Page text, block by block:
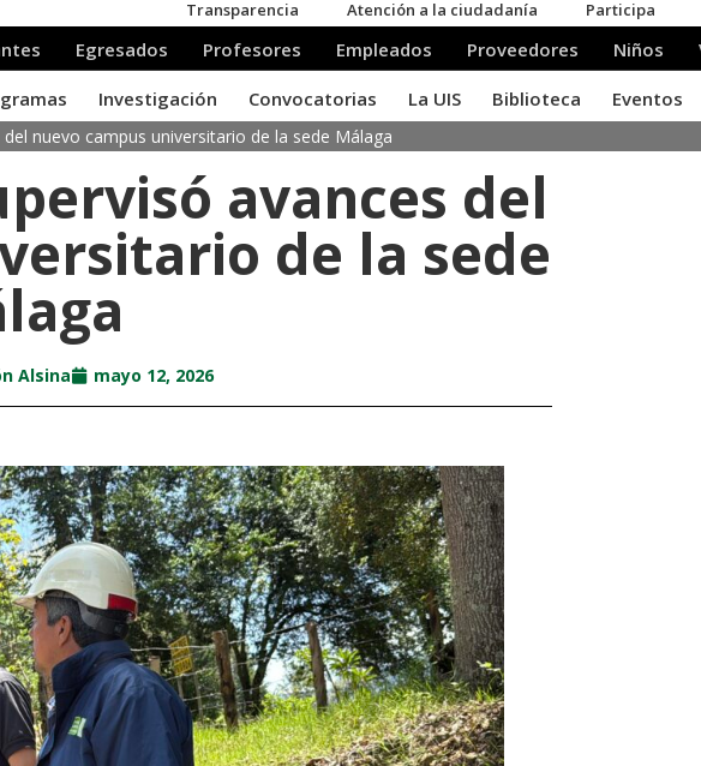
nuevo campus universitario de la sede Málaga
avances del
de la sede
Alsina mayo 12, 2026